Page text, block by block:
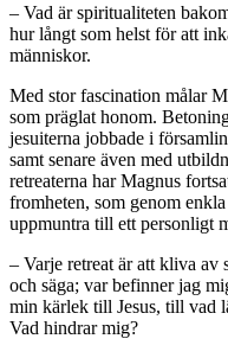
– Vad är spiritualiteten
hur långt som helst för att
människor.
Med stor fascination målar
som präglat honom.
jesuiterna jobbade i
samt senare även med
retreaterna har Magnus
fromheten, som genom
uppmuntra till ett personligt
– Varje retreat är att kliva av
och säga; var befinner jag
min kärlek till Jesus, till vad
Vad hindrar mig?